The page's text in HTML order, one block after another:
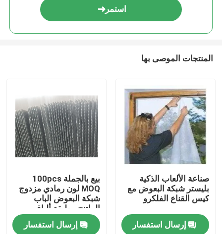
استمر
المنتجات الموصى بها
صناعة الألعاب الذكية
بليستر شبكة البعوض مع
كيس القناع الفلكرو
إرسال استفسار
بيع بالجملة 100pcs
MOQ لون رمادي مزدوج
شبكة البعوض الباب
الراتنج مطبقة ألياف
الزجاج النافذة شبكة
الشاشة 0.26mmإرسال استفسار